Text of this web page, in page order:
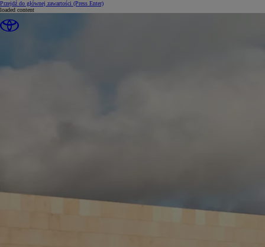
Przejdź do głównej zawartości (Press Enter)
loaded content